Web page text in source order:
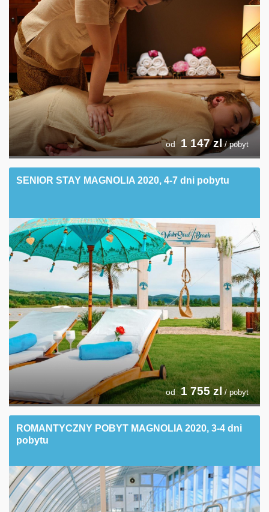
od 1 147zl / pobyt
SENIOR STAY MAGNOLIA 2020, 4-7 dni pobytu
od 1 755zl / pobyt
ROMANTYCZNY POBYT MAGNOLIA 2020, 3-4 dni
pobytu